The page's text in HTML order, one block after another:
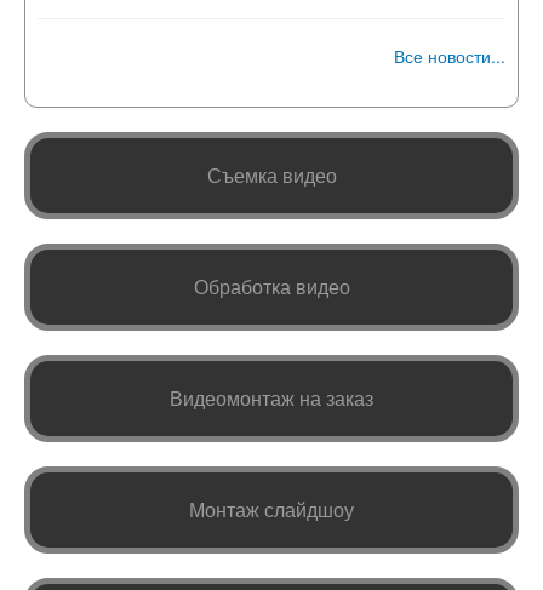
Все новости...
Съемка видео
Обработка видео
Видеомонтаж на заказ
Монтаж слайдшоу